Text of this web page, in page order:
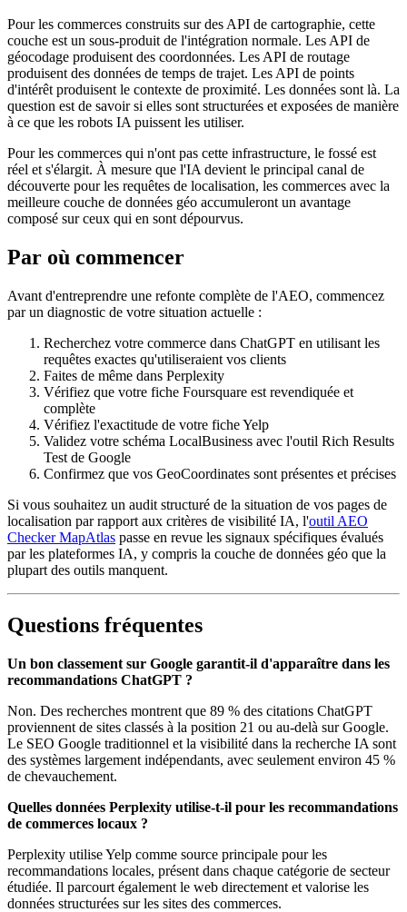
Pour les commerces construits sur des API de cartographie, cette
couche est un sous-produit de l'intégration normale. Les API de
géocodage produisent des coordonnées. Les API de routage
produisent des données de temps de trajet. Les API de points
d'intérêt produisent le contexte de proximité. Les données sont là. La
question est de savoir si elles sont structurées et exposées de manière
à ce que les robots IA puissent les utiliser.
Pour les commerces qui n'ont pas cette infrastructure, le fossé est
réel et s'élargit. À mesure que l'IA devient le principal canal de
découverte pour les requêtes de localisation, les commerces avec la
meilleure couche de données géo accumuleront un avantage
composé sur ceux qui en sont dépourvus.
Par où commencer
Avant d'entreprendre une refonte complète de l'AEO, commencez
par un diagnostic de votre situation actuelle :
Recherchez votre commerce dans ChatGPT en utilisant les
requêtes exactes qu'utiliseraient vos clients
Faites de même dans Perplexity
Vérifiez que votre fiche Foursquare est revendiquée et
complète
Vérifiez l'exactitude de votre fiche Yelp
Validez votre schéma LocalBusiness avec l'outil Rich Results
Test de Google
Confirmez que vos GeoCoordinates sont présentes et précises
Si vous souhaitez un audit structuré de la situation de vos pages de
localisation par rapport aux critères de visibilité IA, l'outil AEO
Checker MapAtlas passe en revue les signaux spécifiques évalués
par les plateformes IA, y compris la couche de données géo que la
plupart des outils manquent.
Questions fréquentes
Un bon classement sur Google garantit-il d'apparaître dans les
recommandations ChatGPT ?
Non. Des recherches montrent que 89 % des citations ChatGPT
proviennent de sites classés à la position 21 ou au-delà sur Google.
Le SEO Google traditionnel et la visibilité dans la recherche IA sont
des systèmes largement indépendants, avec seulement environ 45 %
de chevauchement.
Quelles données Perplexity utilise-t-il pour les recommandations
de commerces locaux ?
Perplexity utilise Yelp comme source principale pour les
recommandations locales, présent dans chaque catégorie de secteur
étudiée. Il parcourt également le web directement et valorise les
données structurées sur les sites des commerces.